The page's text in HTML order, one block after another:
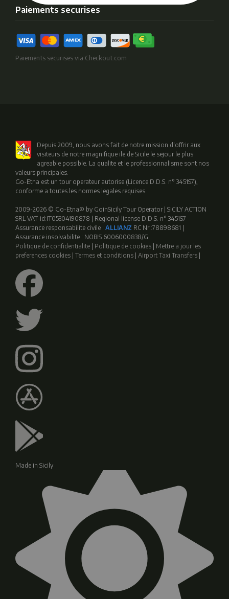
Paiements securises
Paiements securises via Checkout.com
Depuis 2009, nous avons fait de notre mission d'offrir aux
visiteurs de notre magnifique ile de Sicile le sejour le plus
agreable possible. La qualite et le professionnalisme sont nos
valeurs principales.
Go-Etna est un tour operateur autorise (Licence D.D.S. n° 3451S7),
conforme a toutes les normes legales requises.
2009-2026 © Go-Etna® by GoinSicily Tour Operator | SICILY ACTION
SRL VAT-id:IT05304190878 | Regional license D.D.S. n° 3451S7
Assurance responsabilite civile : ALLIANZ RC Nr.:78898681 |
Assurance insolvabilite : NOBIS 6006000838/G
Politique de confidentialite | Politique de cookies | Mettre a jour les
preferences cookies | Termes et conditions | Airport Taxi Transfers |
Made in Sicily